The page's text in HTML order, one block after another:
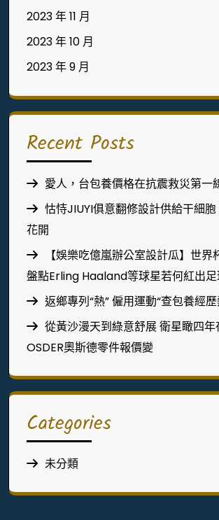
2023 年 11 月
2023 年 10 月
2023 年 9 月
Recent Posts
愛人，台包養價格在抗震救災第一
怙恃JIUYI俱意翻修設計供給干細
花開
【娛樂吃億嵐辦公室設計瓜】世界
盤點Erling Haaland等球星若何紅出足
返鄉專列“熱” 僱用運動“查包養經
從黃沙漫天到綠意舒展 衛星瞰四
OSDER奧斯德零件報價變
Categories
未分類